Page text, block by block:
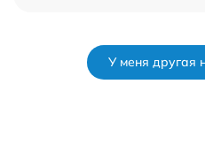
У меня другая